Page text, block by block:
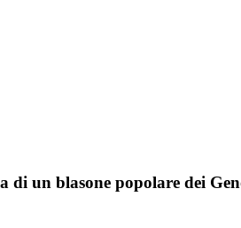
un blasone popolare dei